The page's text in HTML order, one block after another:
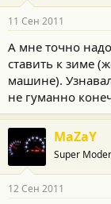
11 Сен 2011
А мне точно
ставить к зиме
машине).
не гуманно
MaZaY
Super
12 Сен 2011